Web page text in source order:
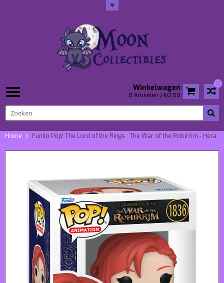
0
Winkelwagen
0 Artikelen / €0,00
Home Funko Pop! The Lord of the Rings : The War of the Rohirrim - Héra